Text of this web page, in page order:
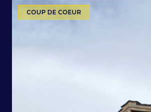
COUP DE COEUR